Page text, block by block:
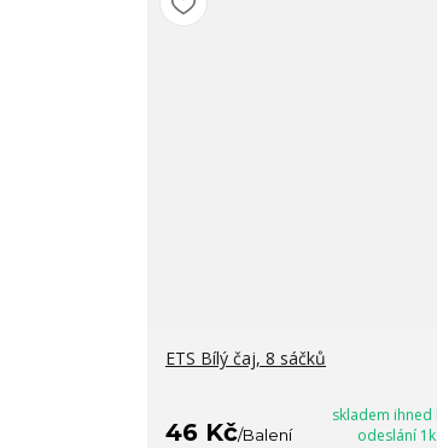
ETS Bílý čaj, 8 sáčků
46 Kč/Balení
skladem ihned
odeslání